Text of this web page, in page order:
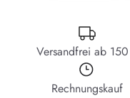
Versandfrei ab
Rechnungskauf